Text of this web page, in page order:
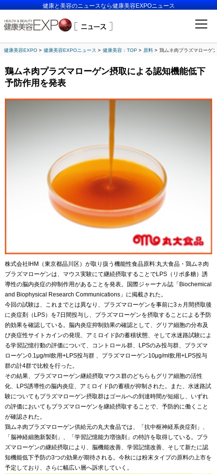
健康と美容のニュースなら健康美容EXPOニュース
健康美容EXPO 健康美容EXPOニュース 健康美容：TOP 原料 鶏ムネ肉プラズマローゲ
鶏ムネ肉プラズマローゲン摂取による認知機能低下
予防作用を発表
株式会社IHM（東京都品川区）が取り扱う機能性食品原料:丸大食品・鶏ムネ肉
プラズマローゲンは、マウス実験にて継続摂取することでLPS（リポ多糖）誘
導性の脳内炎症の抑制作用があることを発表。国際ジャーナル誌「Biochemical
and Biophysical Research Communications」に掲載された。
今回の試験は、これまでとは異なり、プラズマローゲンを事前に3ヵ月間摂取後
に炎症剤（LPS）を7日間投与し、プラズマローゲンを摂取することによる予防
的効果を確認している。脳内炎症抑制効果の確認として、グリア細胞の分布及
び炎症性サイトカインの発現、アミロイドβの蓄積状態、そして水迷路試験によ
る学習記憶行動の評価について、コントロール群、LPSのみ投与群、プラズマ
ローゲン0.1μg/ml飲用+LPS投与群 、プラズマローゲン10μg/ml飲用+LPS投与
群の計4群で比較を行った。
その結果、プラズマローゲン継続摂取マウス群のどちらもグリア細胞の活性
化、LPS誘導性の脳内炎症、アミロイドβの蓄積が抑制された。また、水迷路試
験についてもプラズマローゲン摂取群はゴールへの到達時間が短縮し、いずれ
の評価においてもプラズマローゲンを継続摂取することで、予防的に働くこと
が確認された。
鶏ムネ肉プラズマローゲン供給元の丸大食品では、「抗中枢神経系炎症剤」、
「脳神経細胞新製剤」、「学習記憶能力増強剤」の特許を取得している。プラ
ズマローゲンの継続摂取により、脳機能改善、学習記憶改善、そして新たに認
知機能低下予防の3つの効果が期待される。今秋には粉末タイプの原料の上市を
予定しており、さらに幅広い層へ訴求していく。